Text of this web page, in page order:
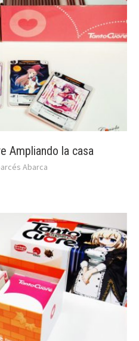
Ampliando la casa
Abarca